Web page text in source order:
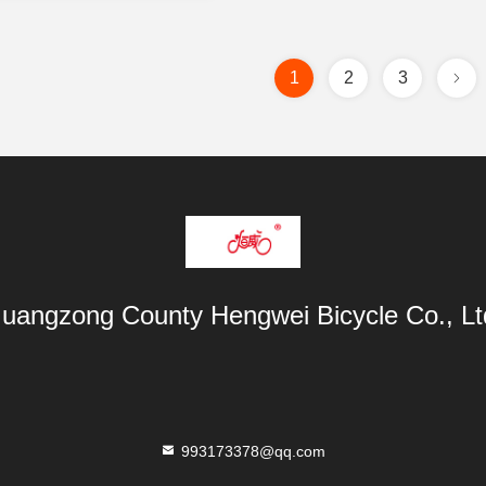
1 2 3
County Hengwei Bicycle Co.,
993173378@qq.com